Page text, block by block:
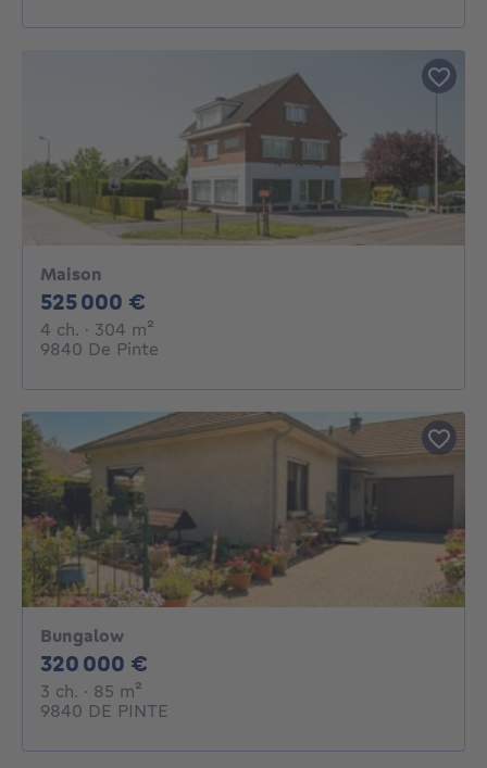
Maison
525 000 €
4 ch. 4 chambres
· 304 m²
9840 De Pinte
Bungalow
320 000 €
3 ch. 3 chambres
· 85 m²
9840 DE PINTE